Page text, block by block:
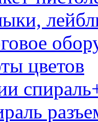
цветов